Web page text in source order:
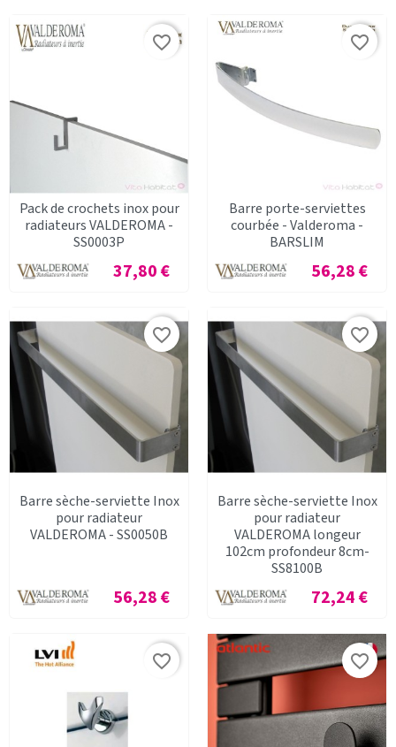
Pack de crochets inox pour
radiateurs VALDEROMA -
SS0003P
Prix
37,80 €
favorite_border
Barre porte-serviettes
courbée - Valderoma -
BARSLIM
Prix
56,28 €
favorite_border
Barre sèche-serviette Inox
pour radiateur
VALDEROMA - SS0050B
Prix
56,28 €
favorite_border
Barre sèche-serviette Inox
pour radiateur
VALDEROMA longeur
102cm profondeur 8cm-
SS8100B
Prix
72,24 €
favorite_border
favorite_border favorite_border